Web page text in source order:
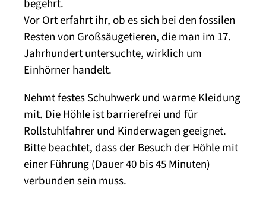
begehrt.
Vor Ort erfahrt ihr, ob es sich bei den fossilen
Resten von Großsäugetieren, die man im 17.
Jahrhundert untersuchte, wirklich um
Einhörner handelt.
Nehmt festes Schuhwerk und warme Kleidung
mit. Die Höhle ist barrierefrei und für
Rollstuhlfahrer und Kinderwagen geeignet.
Bitte beachtet, dass der Besuch der Höhle mit
einer Führung (Dauer 40 bis 45 Minuten)
verbunden sein muss.